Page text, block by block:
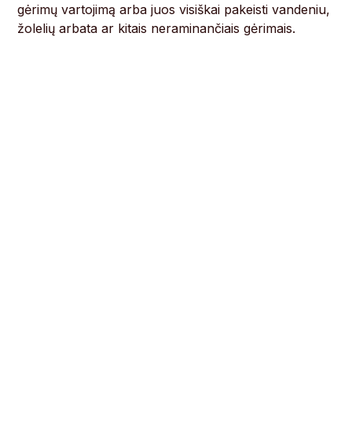
gėrimų vartojimą arba juos visiškai pakeisti vandeniu,
žolelių arbata ar kitais neraminančiais gėrimais.